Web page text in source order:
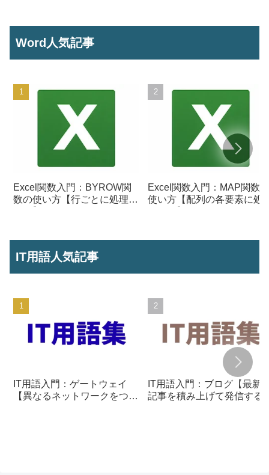
Word人気記事
Excel関数入門：BYROW関
数の使い方【行ごとに処理を
Excel関数入門：MAP関数の
使い方【配列の各要素に処
IT用語人気記事
IT用語入門：ゲートウェイ
【異なるネットワークをつな
IT用語入門：ブログ【最新
記事を積み上げて発信する